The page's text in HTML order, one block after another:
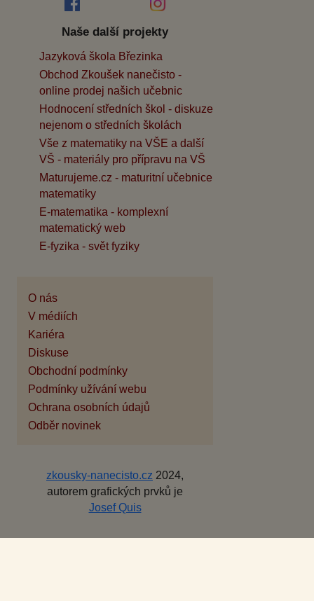
Naše další projekty
Jazyková škola Březinka
Obchod Zkoušek nanečisto -
online prodej našich učebnic
Hodnocení středních škol - diskuze
nejenom o středních školách
Vše z matematiky na VŠE a další
VŠ - materiály pro přípravu na VŠ
Maturujeme.cz - maturitní učebnice
matematiky
E-matematika - komplexní
matematický web
E-fyzika - svět fyziky
O nás
V médiích
Kariéra
Diskuse
Obchodní podmínky
Podmínky užívání webu
Ochrana osobních údajů
Odběr novinek
zkousky-nanecisto.cz 2024,
autorem grafických prvků je
Josef Quis